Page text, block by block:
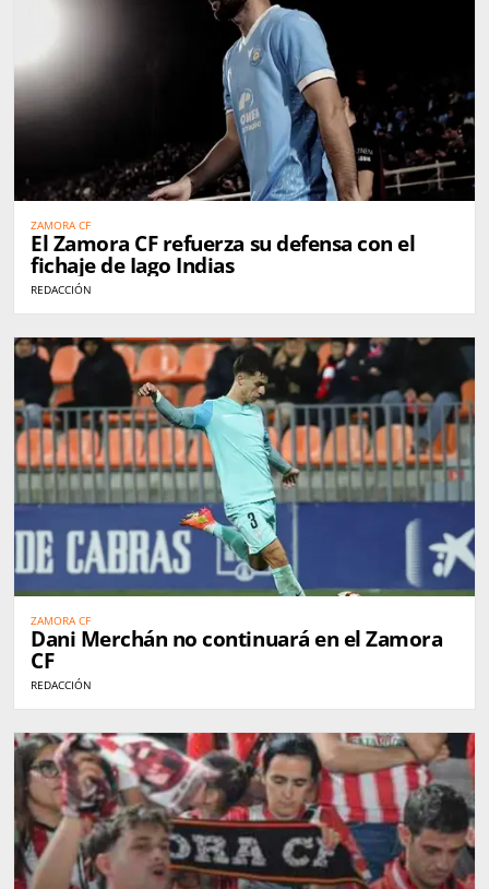
ZAMORA CF
El Zamora CF refuerza su defensa con el
fichaje de Iago Indias
REDACCIÓN
ZAMORA CF
Dani Merchán no continuará en el Zamora
CF
REDACCIÓN